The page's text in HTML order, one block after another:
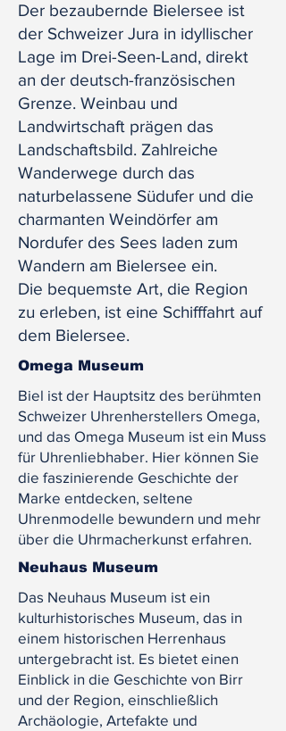
Der bezaubernde Bielersee ist
der Schweizer Jura in idyllischer
Lage im Drei-Seen-Land, direkt
an der deutsch-französischen
Grenze. Weinbau und
Landwirtschaft prägen das
Landschaftsbild. Zahlreiche
Wanderwege durch das
naturbelassene Südufer und die
charmanten Weindörfer am
Nordufer des Sees laden zum
Wandern am Bielersee ein.
Die bequemste Art, die Region
zu erleben, ist eine Schifffahrt auf
dem Bielersee.
Omega Museum
Biel ist der Hauptsitz des berühmten
Schweizer Uhrenherstellers Omega,
und das Omega Museum ist ein Muss
für Uhrenliebhaber. Hier können Sie
die faszinierende Geschichte der
Marke entdecken, seltene
Uhrenmodelle bewundern und mehr
über die Uhrmacherkunst erfahren.
Neuhaus Museum
Das Neuhaus Museum ist ein
kulturhistorisches Museum, das in
einem historischen Herrenhaus
untergebracht ist. Es bietet einen
Einblick in die Geschichte von Birr
und der Region, einschließlich
Archäologie, Artefakte und